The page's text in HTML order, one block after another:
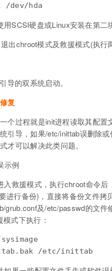
用SCSI硬盘或Linux安装在第二
出chroot模式及救援模式(执行
导的双系统启动。
复
个过程就是init进程读取其配
引导，如果/etc/inittab误删除
才可以解决此类问题。
示例
入救援模式，执行chroot命令
进行备份)，直接将备份文件
grub.conf及/etc/passwd的文
式下执行：
/etc/inittab